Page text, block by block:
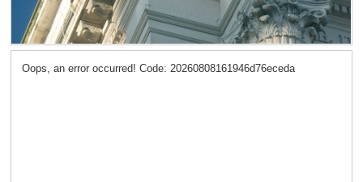
Oops, an error occurred! Code: 20260808161946d76eceda